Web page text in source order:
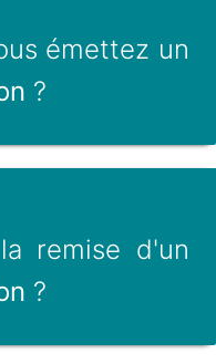
émettez un
?
remise d'un
?